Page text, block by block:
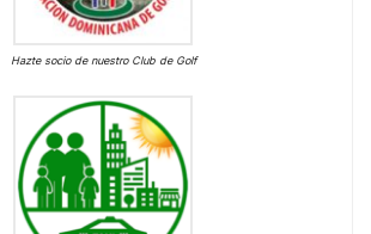
Hazte socio de nuestro Club de Golf